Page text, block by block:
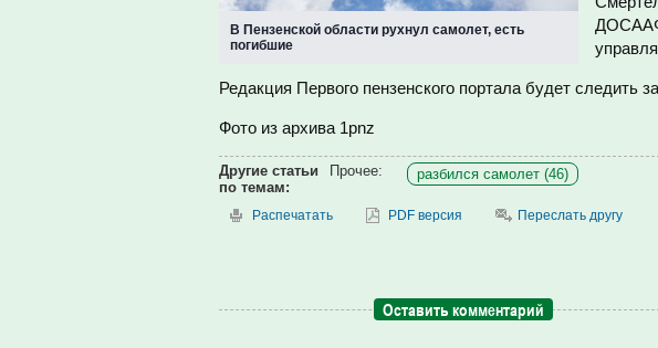
В Пензенской области рухнул самолет, есть
погибшие
Редакция Первого пензенского портала будет следить
Фото из архива 1pnz
Другие статьи
по темам:
Прочее: разбился самолет (46)
Распечатать PDF версия Переслать другу
Оставить комментарий